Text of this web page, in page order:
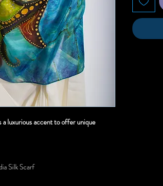
a luxurious accent to offer unique
Silk Scarf